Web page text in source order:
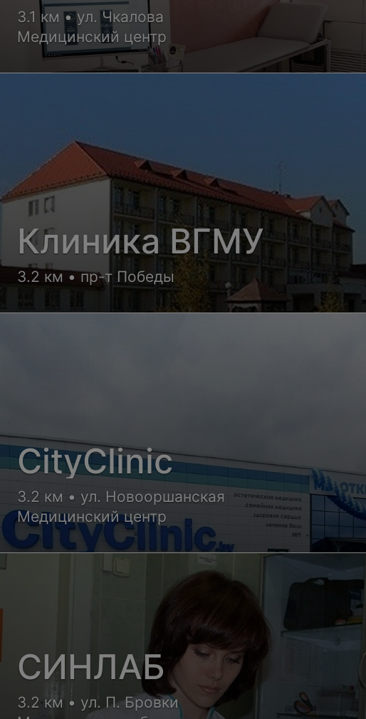
3.1 км • ул. Чкалова
Медицинский центр
Клиника ВГМУ
3.2 км • пр-т Победы
CityClinic
3.2 км • ул. Новооршанская
Медицинский центр
СИНЛАБ
3.2 км • ул. П. Бровки